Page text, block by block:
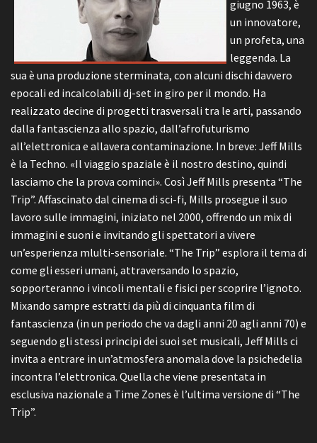
giugno 1963, è
un innovatore,
un profeta, una
leggenda. La
sua è una produzione sterminata, con alcuni dischi davvero
epocali ed incalcolabili dj-set in giro per il mondo. Ha
realizzato decine di progetti trasversali tra le arti, passando
dalla fantascienza allo spazio, dall’afrofuturismo
all’elettronica e allavera contaminazione. In breve: Jeff Mills
è la Techno. «Il viaggio spaziale è il nostro destino, quindi
lasciamo che la prova cominci». Così Jeff Mills presenta “The
Trip”. Affascinato dal cinema di sci-fi, Mills prosegue il suo
lavoro sulle immagini, iniziato nel 2000, offrendo un mix di
immagini e suoni e invitando gli spettatori a vivere
un’esperienza mlulti-sensoriale. “The Trip” esplora il tema di
come gli esseri umani, attraversando lo spazio,
sopporteranno i vincoli mentali e fisici per scoprire l’ignoto.
Mixando sampre estratti da più di cinquanta film di
fantascienza (in un periodo che va dagli anni 20 agli anni 70) e
seguendo gli stessi principi dei suoi set musicali, Jeff Mills ci
invita a entrare in un’atmosfera anomala dove la psichedelia
incontra l’elettronica. Quella che viene presentata in
esclusiva nazionale a Time Zones è l’ultima versione di “The
Trip”.